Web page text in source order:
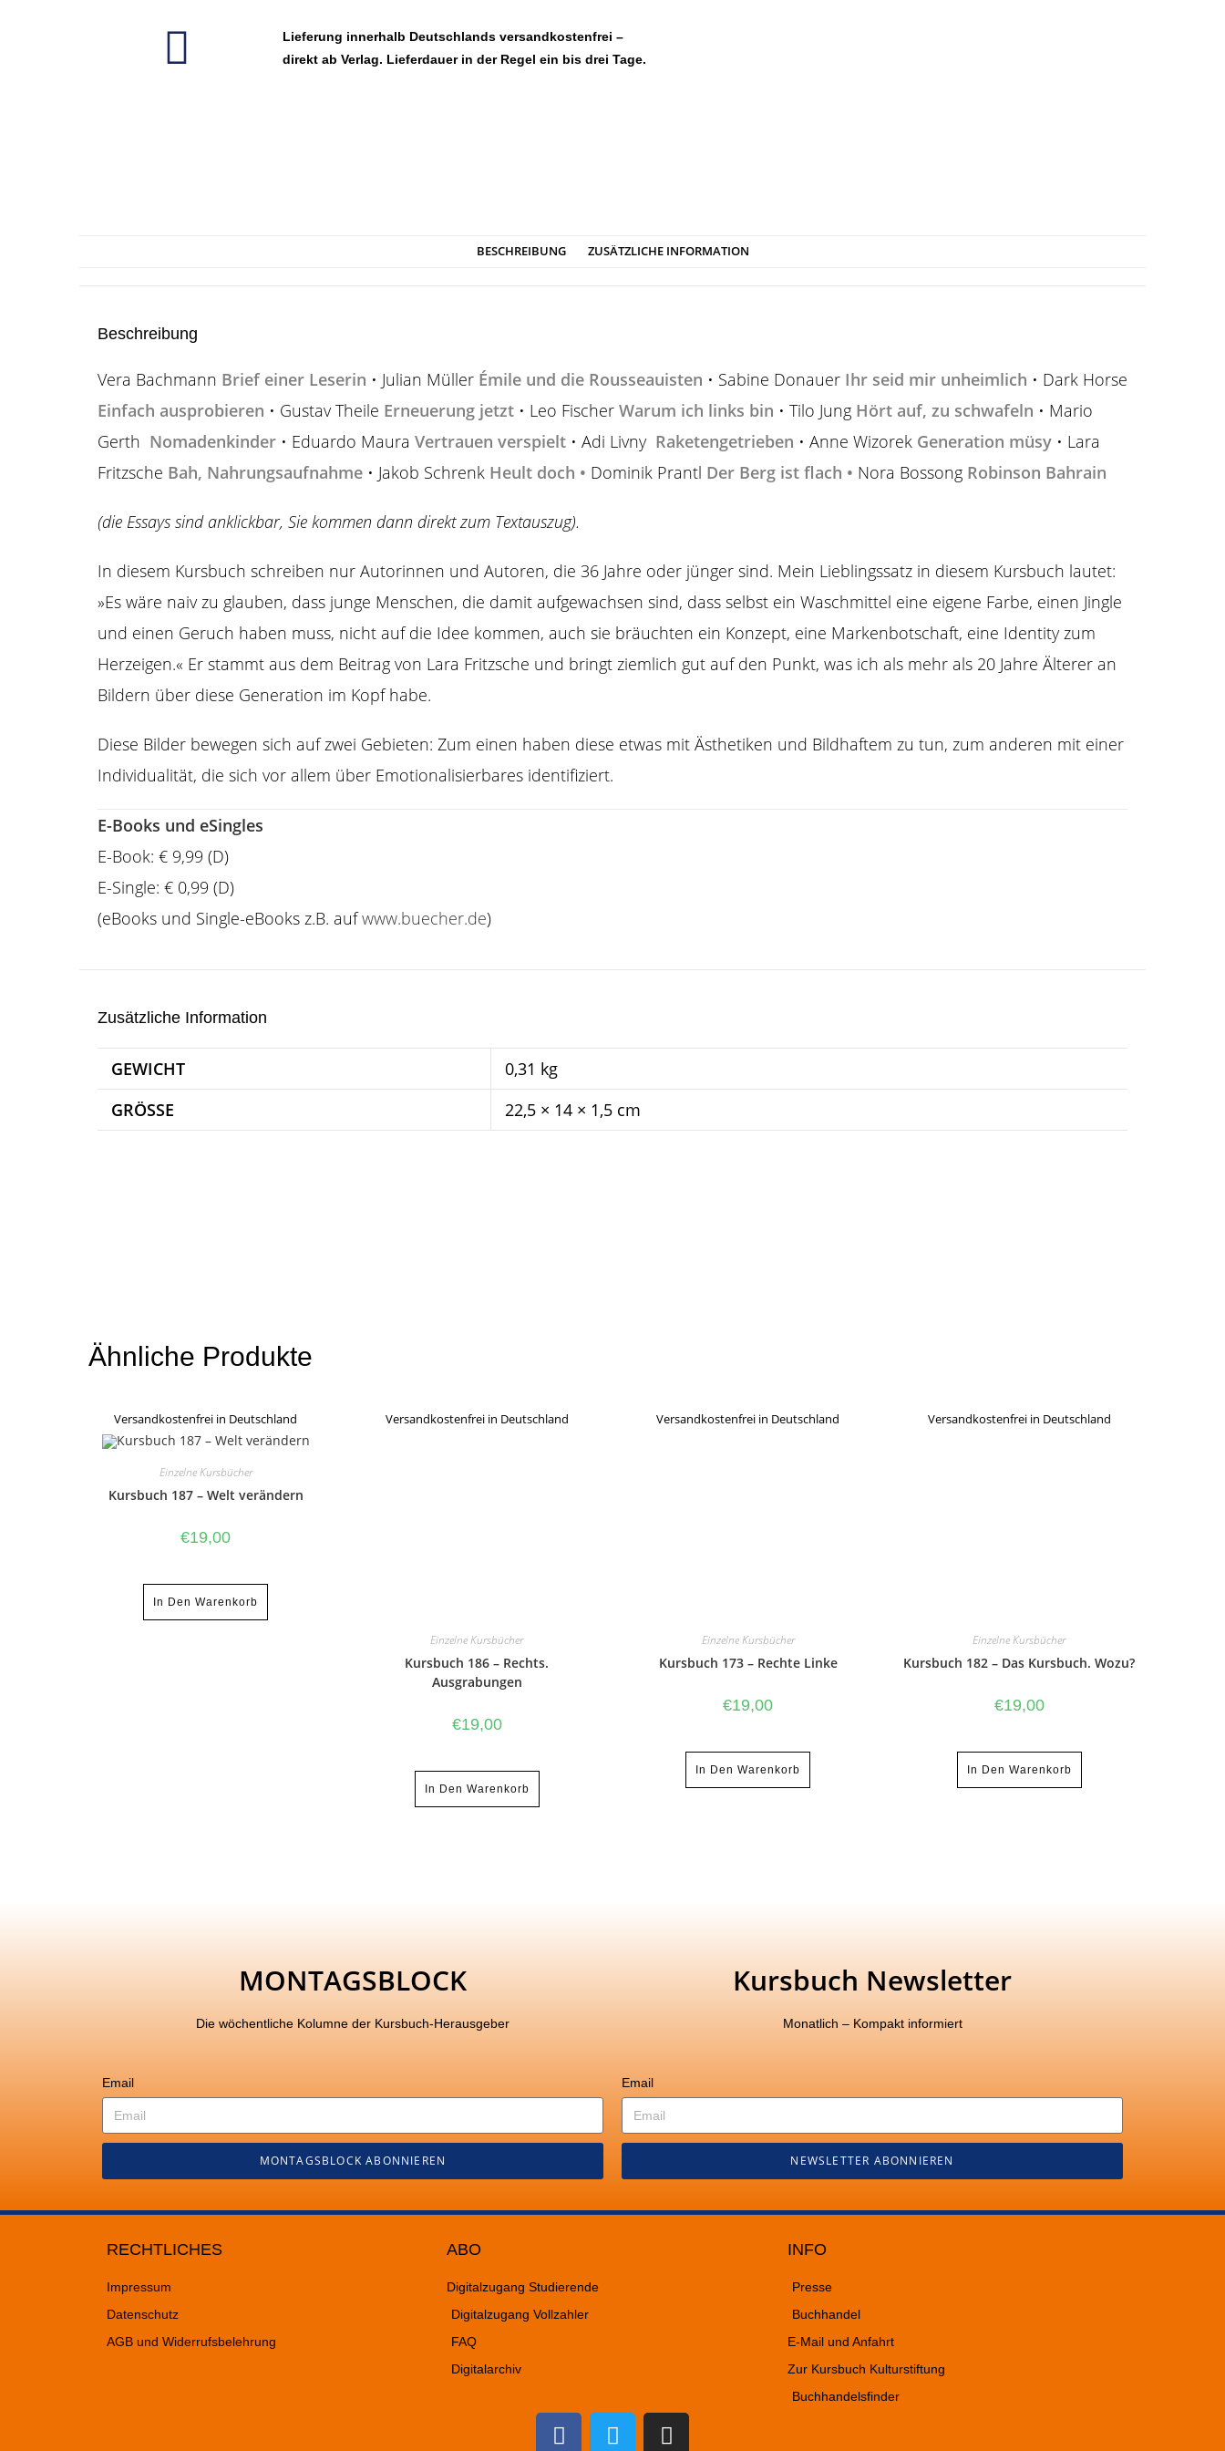
Lieferung innerhalb Deutschlands versandkostenfrei –
direkt ab Verlag. Lieferdauer in der Regel ein bis drei Tage.
BESCHREIBUNG ZUSÄTZLICHE INFORMATION
Beschreibung
Vera Bachmann Brief einer Leserin • Julian Müller Émile und die Rousseauisten • Sabine Donauer Ihr seid mir unheimlich • Dark Horse
Einfach ausprobieren • Gustav Theile Erneuerung jetzt • Leo Fischer Warum ich links bin • Tilo Jung Hört auf, zu schwafeln • Mario
Gerth Nomadenkinder • Eduardo Maura Vertrauen verspielt • Adi Livny Raketengetrieben • Anne Wizorek Generation müsy • Lara
Fritzsche Bah, Nahrungsaufnahme • Jakob Schrenk Heult doch • Dominik Prantl Der Berg ist flach • Nora Bossong Robinson Bahrain
(die Essays sind anklickbar, Sie kommen dann direkt zum Textauszug).
In diesem Kursbuch schreiben nur Autorinnen und Autoren, die 36 Jahre oder jünger sind. Mein Lieblingssatz in diesem Kursbuch lautet:
»Es wäre naiv zu glauben, dass junge Menschen, die damit aufgewachsen sind, dass selbst ein Waschmittel eine eigene Farbe, einen Jingle
und einen Geruch haben muss, nicht auf die Idee kommen, auch sie bräuchten ein Konzept, eine Markenbotschaft, eine Identity zum
Herzeigen.« Er stammt aus dem Beitrag von Lara Fritzsche und bringt ziemlich gut auf den Punkt, was ich als mehr als 20 Jahre Älterer an
Bildern über diese Generation im Kopf habe.
Diese Bilder bewegen sich auf zwei Gebieten: Zum einen haben diese etwas mit Ästhetiken und Bildhaftem zu tun, zum anderen mit einer
Individualität, die sich vor allem über Emotionalisierbares identifiziert.
E-Books und eSingles
E-Book: € 9,99 (D)
E-Single: € 0,99 (D)
(eBooks und Single-eBooks z.B. aufwww.buecher.de)
Zusätzliche Information
GEWICHT
0,31 kg
GRÖSSE
22,5 × 14 × 1,5 cm
Ähnliche Produkte
Versandkostenfrei in Deutschland
Einzelne Kursbücher
Kursbuch 187 – Welt verändern
€19,00
In Den Warenkorb
Versandkostenfrei in Deutschland
Einzelne Kursbücher
Kursbuch 186 – Rechts.
Ausgrabungen
€19,00
In Den Warenkorb
Versandkostenfrei in Deutschland
Einzelne Kursbücher
Kursbuch 173 – Rechte Linke
€19,00
In Den Warenkorb
Versandkostenfrei in Deutschland
Einzelne Kursbücher
Kursbuch 182 – Das Kursbuch. Wozu?
€19,00
In Den Warenkorb
MONTAGSBLOCK
Die wöchentliche Kolumne der Kursbuch-Herausgeber
Email
MONTAGSBLOCK ABONNIEREN
Kursbuch Newsletter
Monatlich – Kompakt informiert
Email
NEWSLETTER ABONNIEREN
RECHTLICHES
Impressum
Datenschutz
AGB und Widerrufsbelehrung
ABO
Digitalzugang Studierende
Digitalzugang Vollzahler
FAQ
Digitalarchiv
INFO
Presse
Buchhandel
E-Mail und Anfahrt
Zur Kursbuch Kulturstiftung
Buchhandelsfinder